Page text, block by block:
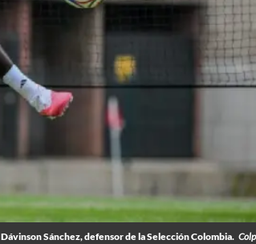
Dávinson Sánchez, defensor de la Selección Colombia.